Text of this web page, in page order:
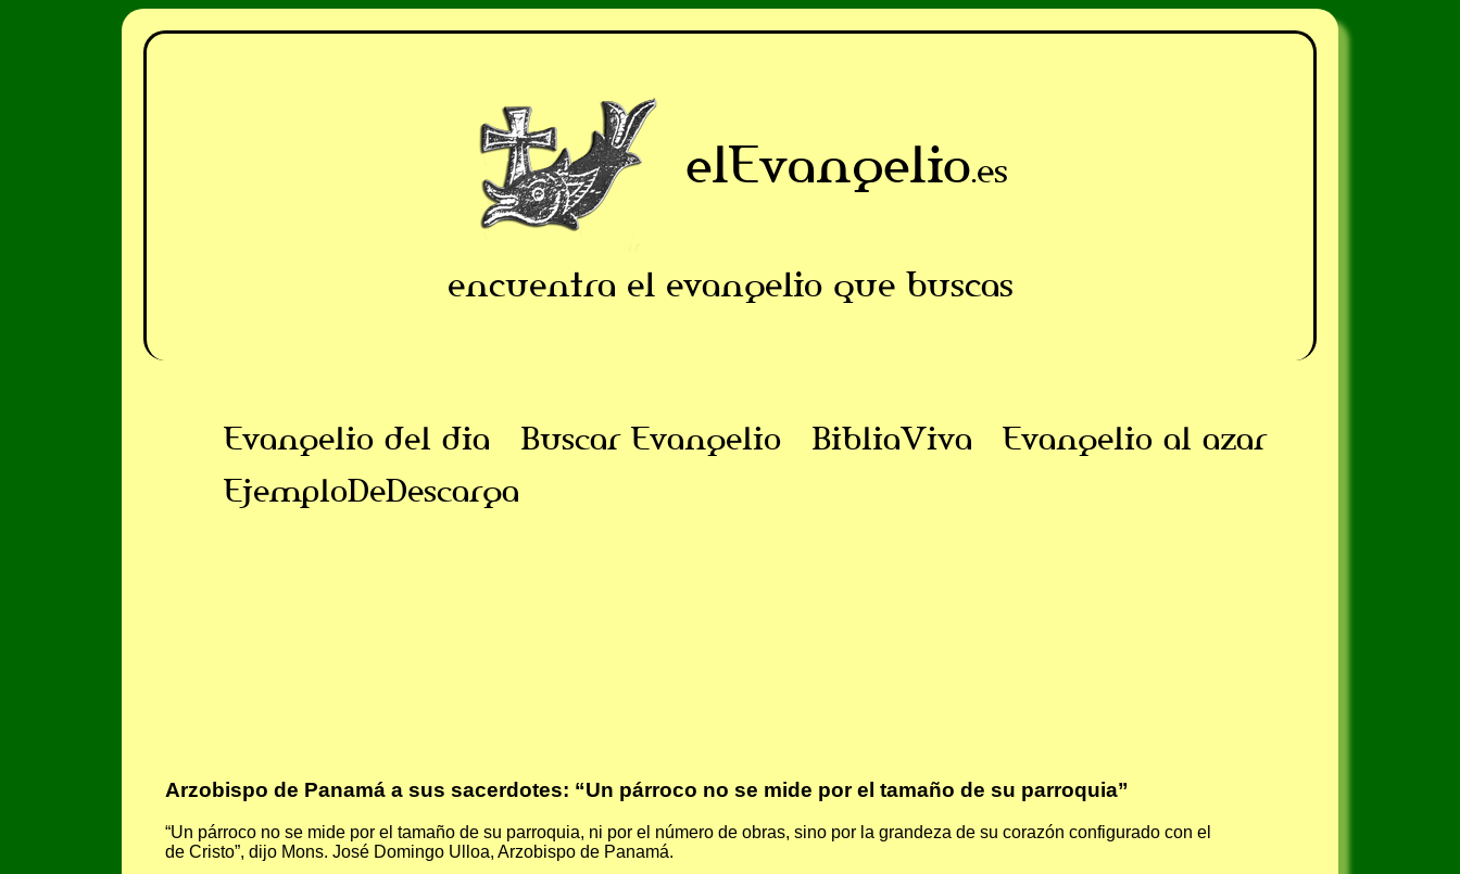
elEvangelio.es
encuentra el evangelio que buscas
Evangelio del dia Buscar Evangelio BibliaViva
Evangelio al azar
EjemploDeDescarga
Arzobispo de Panamá a sus sacerdotes: “Un párroco no se mide por el tamaño de su parroquia”
“Un párroco no se mide por el tamaño de su parroquia, ni por el número de obras, sino por la grandeza de su corazón configurado con el
de Cristo”, dijo Mons. José Domingo Ulloa, Arzobispo de Panamá.